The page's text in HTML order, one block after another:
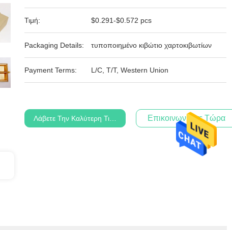
Τιμή: $0.291-$0.572 pcs
Packaging Details: τυποποιημένο κιβώτιο χαρτοκιβωτίων
Payment Terms: L/C, T/T, Western Union
Λάβετε Την Καλύτερη Τιμή Επικοινωνήστε Τώρα